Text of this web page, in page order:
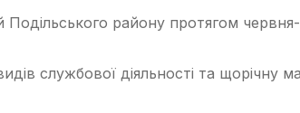
району протягом
службової діяльності та щорічну